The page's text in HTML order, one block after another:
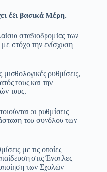
έξι βασικά Μέρη.
σταδιοδρομίας των
στόχο την ενίσχυση
μισθολογικές ρυθμίσεις,
τους και την
τους.
οι ρυθμίσεις
του συνόλου των
με τις οποίες
στις Ένοπλες
των Σχολών